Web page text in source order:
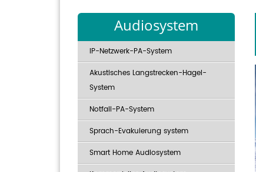
Audiosystem
IP-Netzwerk-PA-System
Akustisches Langstrecken-Hagel-
System
Notfall-PA-System
Sprach-Evakuierung system
Smart Home Audiosystem